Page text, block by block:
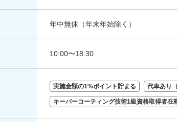
年中無休（年末年始除く）
10:00〜18:30
実施金額の1%ポイント貯まる 代車あり
キーパーコーティング技術1級資格取得者在